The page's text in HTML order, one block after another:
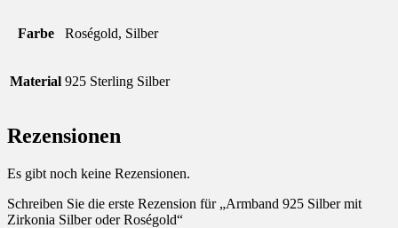
Farbe Roségold, Silber
Material 925 Sterling Silber
Rezensionen
Es gibt noch keine Rezensionen.
Schreiben Sie die erste Rezension für „Armband 925 Silber mit
Zirkonia Silber oder Roségold“